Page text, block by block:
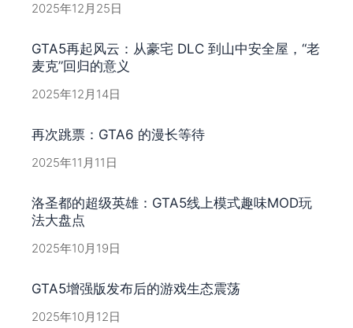
2025年12月25日
GTA5再起风云：从豪宅 DLC 到山中安全屋，“老
麦克”回归的意义
2025年12月14日
再次跳票：GTA6 的漫长等待
2025年11月11日
洛圣都的超级英雄：GTA5线上模式趣味MOD玩
法大盘点
2025年10月19日
GTA5增强版发布后的游戏生态震荡
2025年10月12日